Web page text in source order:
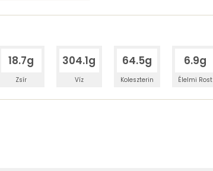
18.7g
Zsír
304.1g
Víz
64.5g
Koleszterin
6.9g
Élelmi Rost